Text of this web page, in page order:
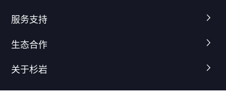
服务支持
生态合作
关于杉岩